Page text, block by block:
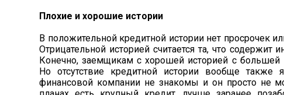
Плохие и хорошие истории
В положительной кредитной истории нет просрочек
Отрицательной историей считается та, что
Конечно, заемщикам с хорошей историей с большей
Но отсутствие кредитной истории вообще
финансовой компании не знакомы и он просто не